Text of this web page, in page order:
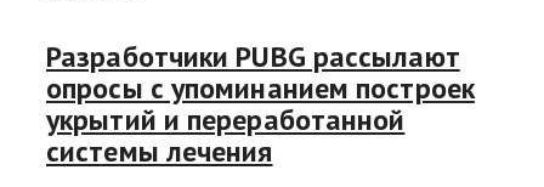
Разработчики PUBG рассылают
опросы с упоминанием построек
укрытий и переработанной
системы лечения